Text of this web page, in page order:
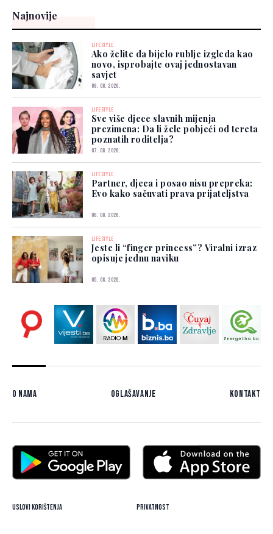
Najnovije
LIFESTYLE
Ako želite da bijelo rublje izgleda kao
novo, isprobajte ovaj jednostavan
savjet
08. 08. 2026.
LIFESTYLE
Sve više djece slavnih mijenja
prezimena: Da li žele pobjeći od tereta
poznatih roditelja?
07. 08. 2026.
LIFESTYLE
Partner, djeca i posao nisu prepreka:
Evo kako sačuvati prava prijateljstva
06. 08. 2026.
LIFESTYLE
Jeste li “finger princess”? Viralni izraz
opisuje jednu naviku
05. 08. 2026.
O nama Oglašavanje Kontakt
Uslovi korištenja Privatnost